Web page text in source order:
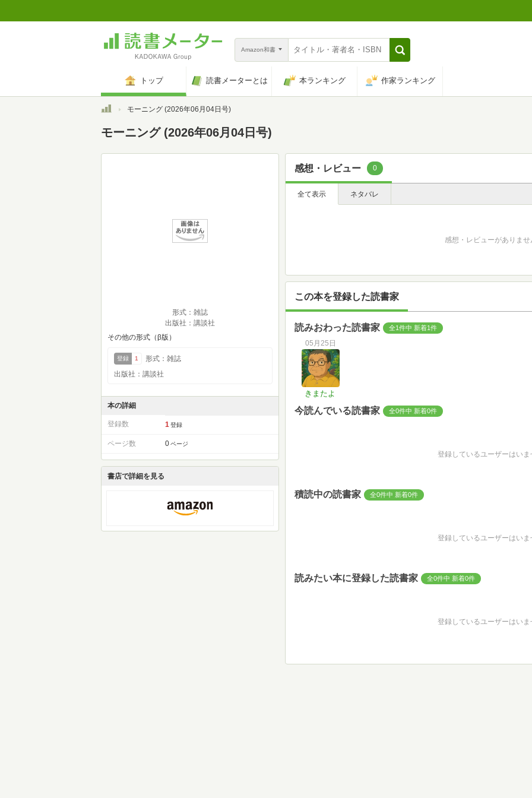
Amazon和書
トップ 読書メーターとは 本ランキング 作家ランキング
トップモーニング (2026年06月04日号)
モーニング (2026年06月04日号)
形式：雑誌
出版社：講談社
その他の形式（β版）
登録 1
形式：雑誌
出版社：講談社
本の詳細
登録数 1 登録
ページ数 0 ページ
書店で詳細を見る
感想・レビュー 0
全て表示 ネタバレ
感想・レビューがありませ
この本を登録した読書家
読みおわった読書家 全1件中 新着1件
05月25日
きまたよ
今読んでいる読書家 全0件中 新着0件
登録しているユーザーはいま
積読中の読書家 全0件中 新着0件
登録しているユーザーはいま
読みたい本に登録した読書家 全0件中 新着0件
登録しているユーザーはいま